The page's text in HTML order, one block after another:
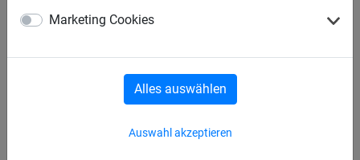
Marketing Cookies
Auswahl akzeptieren
Alles auswählen
Strickleiter mit
Aluminiumsprossen